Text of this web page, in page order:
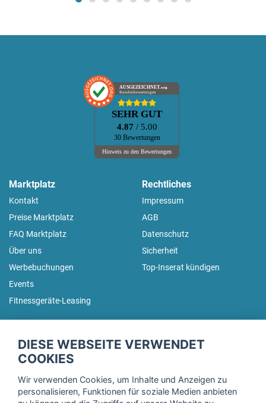
AUSGEZEICHNET.org
Kundenbewertungen
SEHR GUT
4.87 / 5.00
30 Bewertungen
Hinweis zu den Bewertungen
Marktplatz
Kontakt
Preise Marktplatz
FAQ Marktplatz
Über uns
Werbebuchungen
Events
Fitnessgeräte-Leasing
Rechtliches
Impressum
AGB
Datenschutz
Sicherheit
Top-Inserat kündigen
Trage dich hier für unseren Newsletter ein und erhalte regelmäßig
DIESE WEBSEITE VERWENDET
COOKIES
Wir verwenden Cookies, um Inhalte und Anzeigen zu
personalisieren, Funktionen für soziale Medien anbieten